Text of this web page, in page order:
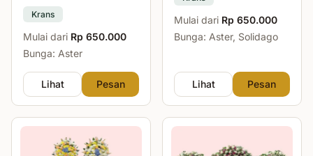
Krans
Mulai dari Rp 650.000
Bunga: Aster
Lihat Pesan
Mulai dari Rp 650.000
Bunga: Aster, Solidago
Lihat Pesan